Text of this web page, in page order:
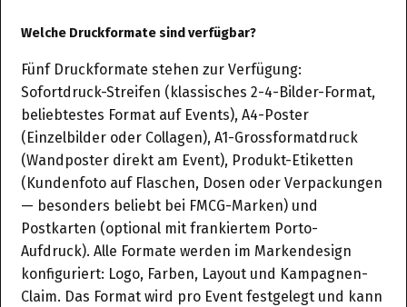
Welche Druckformate sind verfügbar?
Fünf Druckformate stehen zur Verfügung:
Sofortdruck-Streifen (klassisches 2-4-Bilder-Format,
beliebtestes Format auf Events), A4-Poster
(Einzelbilder oder Collagen), A1-Grossformatdruck
(Wandposter direkt am Event), Produkt-Etiketten
(Kundenfoto auf Flaschen, Dosen oder Verpackungen
— besonders beliebt bei FMCG-Marken) und
Postkarten (optional mit frankiertem Porto-
Aufdruck). Alle Formate werden im Markendesign
konfiguriert: Logo, Farben, Layout und Kampagnen-
Claim. Das Format wird pro Event festgelegt und kann